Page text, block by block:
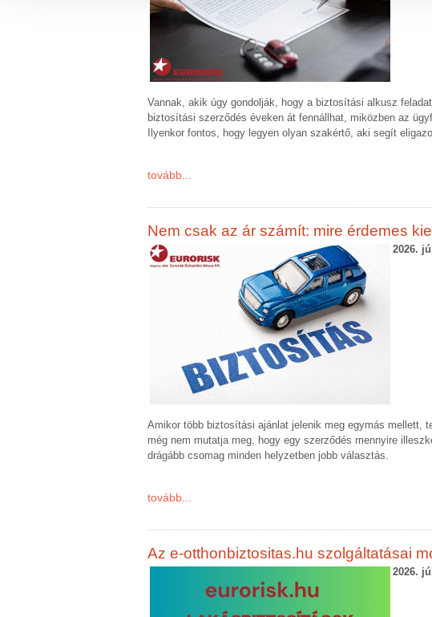
Vannak, akik úgy gondolják, hogy a biztosítási alkusz
biztosítási szerződés éveken át fennállhat, miközben az
Ilyenkor fontos, hogy legyen olyan szakértő, aki segít
tovább...
Nem csak az ár számít: mire érdemes
2026.
Amikor több biztosítási ajánlat jelenik meg egymás mellett,
még nem mutatja meg, hogy egy szerződés mennyire
drágább csomag minden helyzetben jobb választás.
tovább...
Az e-otthonbiztositas.hu szolgáltatásai
2026.